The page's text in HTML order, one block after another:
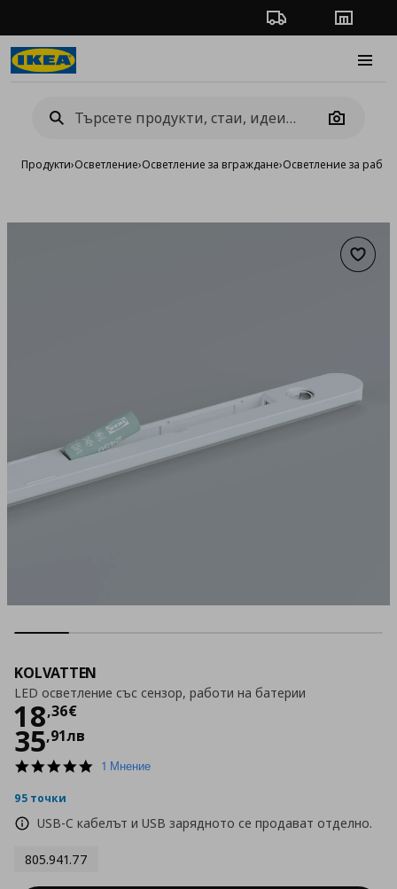
Проследяване на
Camera
Продукти›Осветление›Осветление за вграждане›Осветление за
KOLVATTEN
LED осветление със сензор, работи на батерии
18,36€
Цена
35,91лв
5.01 Мнение
95 точки
USB-C кабелът и USB зарядното се продават отделно.
805.941.77